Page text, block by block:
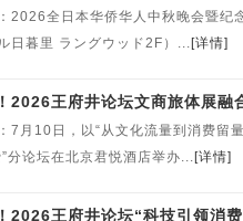
2026全日本华侨华人中秋晚会暨
日暮里 ラングウッド2F）... [详情]
2026王府井论坛文商旅体展融
7月10日，以“从文化流量到消费
分论坛在北京君悦酒店举办... [详情]
2026王府井论坛“科技引领消